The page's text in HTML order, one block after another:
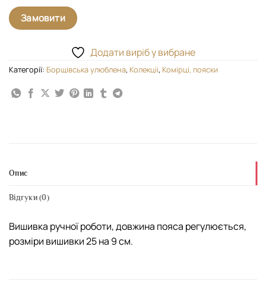
Замовити
Додати виріб у вибране
Категорії: Борщівська улюблена, Колекціі, Комірці, пояски
Опис
Відгуки (0)
Вишивка ручної роботи, довжина пояса регулюється,
розміри вишивки 25 на 9 см.